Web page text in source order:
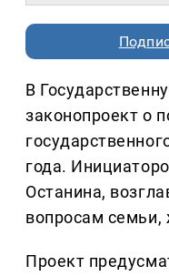
В
законопроект о
года.
Останина,
вопросам
Проект